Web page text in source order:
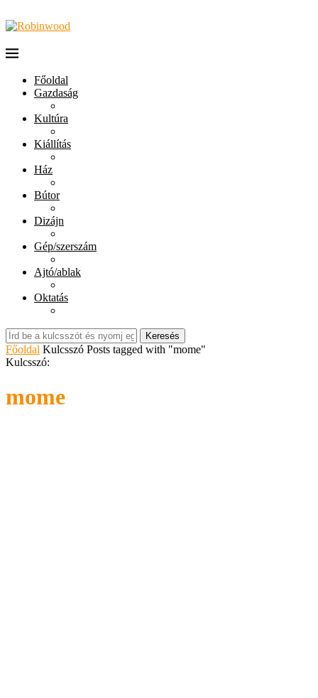
Főoldal
Gazdaság
Kultúra
Kiállítás
Ház
Bútor
Dizájn
Gép/szerszám
Ajtó/ablak
Oktatás
Keresés
Főoldal Kulcsszó Posts tagged with "mome"
Kulcsszó:
mome